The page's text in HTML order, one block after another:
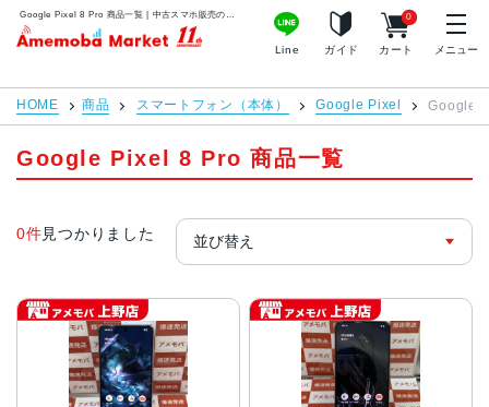
アメモバマーケット
Line ガイド カート
0
メニュー
HOME 商品 スマートフォン（本体） Google Pixel Google
Google Pixel 8 Pro 商品一覧
0件見つかりました